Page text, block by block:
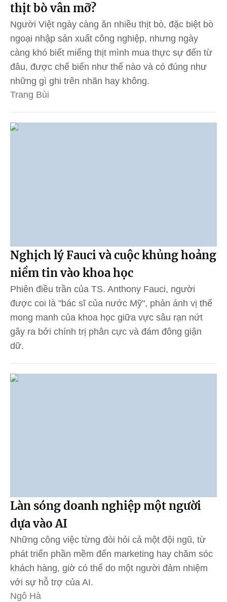
thịt bò vân mỡ?
Người Việt ngày càng ăn nhiều thịt bò, đặc biệt bò
ngoại nhập sản xuất công nghiệp, nhưng ngày
càng khó biết miếng thịt mình mua thực sự đến từ
đâu, được chế biến như thế nào và có đúng như
những gì ghi trên nhãn hay không.
Trang Bùi
Nghịch lý Fauci và cuộc khủng hoảng
niềm tin vào khoa học
Phiên điều trần của TS. Anthony Fauci, người
được coi là "bác sĩ của nước Mỹ", phản ánh vị thế
mong manh của khoa học giữa vực sâu rạn nứt
gây ra bởi chính trị phân cực và đám đông giận
dữ.
Làn sóng doanh nghiệp một người
dựa vào AI
Những công việc từng đòi hỏi cả một đội ngũ, từ
phát triển phần mềm đến marketing hay chăm sóc
khách hàng, giờ có thể do một người đảm nhiệm
với sự hỗ trợ của AI.
Ngô Hà